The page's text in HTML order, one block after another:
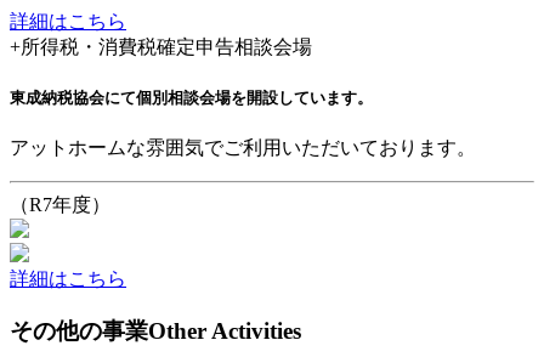
詳細はこちら
+所得税・消費税確定申告相談会場
東成納税協会にて個別相談会場を開設しています。
アットホームな雰囲気でご利用いただいております。
（R7年度）
詳細はこちら
その他の事業Other Activities